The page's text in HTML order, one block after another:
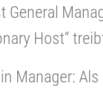
General
Host“
Manager: